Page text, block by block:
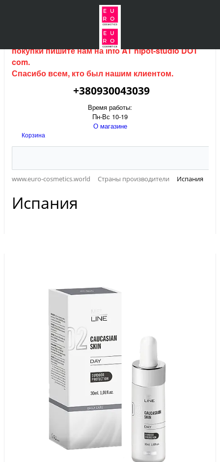
Интернет магазин (данный сайт) продается, для
покупки пишите нам наinfo AT hipot-studio DOT
com.
Спасибо всем, кто был нашим клиентом.
+380930043039
Время работы:
Пн-Вс 10-19
О магазине
Корзина
www.euro-cosmetics.world Страны производители Испания
Испания